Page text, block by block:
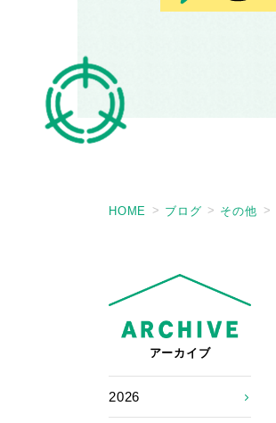
HOME ブログ その他
アーカイブ
2026